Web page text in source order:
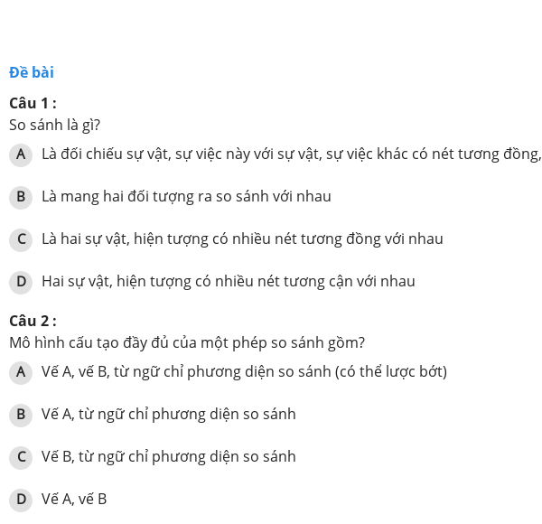
Đề bài
Câu 1 :
So sánh là gì?
A Là đối chiếu sự vật, sự việc này với sự vật, sự việc khác có nét tương
B Là mang hai đối tượng ra so sánh với nhau
C Là hai sự vật, hiện tượng có nhiều nét tương đồng với nhau
D
Hai sự vật, hiện tượng có nhiều nét tương cận với nhau
Câu 2 :
Mô hình cấu tạo đầy đủ của một phép so sánh gồm?
A Vế A, vế B, từ ngữ chỉ phương diện so sánh (có thể lược bớt)
B Vế A, từ ngữ chỉ phương diện so sánh
C Vế B, từ ngữ chỉ phương diện so sánh
D Vế A, vế B